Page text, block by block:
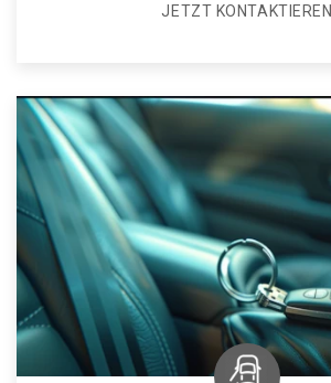
JETZT KONTAKTIEREN